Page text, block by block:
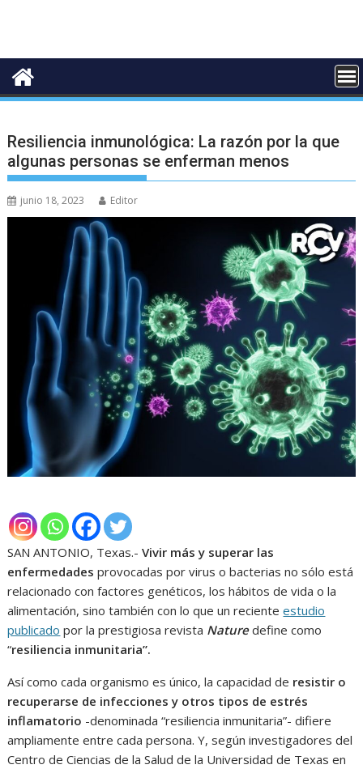
Resiliencia inmunológica: La razón por la que
algunas personas se enferman menos
junio 18, 2023 Editor
SAN ANTONIO, Texas.-Vivir más y superar las
enfermedades provocadas por virus o bacterias no sólo está
relacionado con factores genéticos, los hábitos de vida o la
alimentación, sino también con lo que un recienteestudio
publicado por la prestigiosa revista Naturedefine como
“resiliencia inmunitaria”.
Así como cada organismo es único, la capacidad de resistir o
recuperarse de infecciones y otros tipos de estrés
inflamatorio -denominada “resiliencia inmunitaria”- difiere
ampliamente entre cada persona. Y, según investigadores del
Centro de Ciencias de la Salud de la Universidad de Texas en